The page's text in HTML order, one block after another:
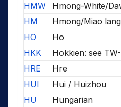
HMW
Hmong-White/
HM
Hmong/Miao
HO
Ho
HKK
Hokkien: see
HRE
Hre
HUI
Hui / Huizhou
HU
Hungarian